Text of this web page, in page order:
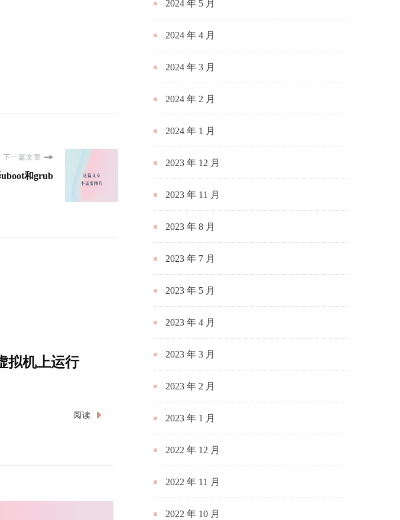
下一篇文章
和grub
拟机上运行
阅读
2024 年 5 月
2024 年 4 月
2024 年 3 月
2024 年 2 月
2024 年 1 月
2023 年 12 月
2023 年 11 月
2023 年 8 月
2023 年 7 月
2023 年 5 月
2023 年 4 月
2023 年 3 月
2023 年 2 月
2023 年 1 月
2022 年 12 月
2022 年 11 月
2022 年 10 月